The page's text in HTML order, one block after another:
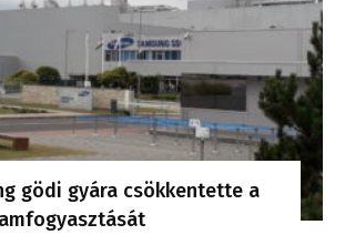
gödi gyára csökkentette a